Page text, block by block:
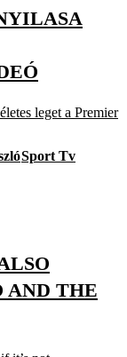
leget a Premier
Sport Tv
AND THE